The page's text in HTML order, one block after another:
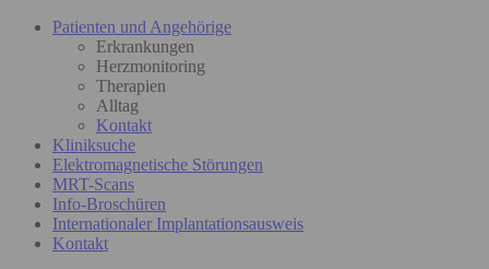
Patienten und Angehörige
Erkrankungen
Herzmonitoring
Therapien
Alltag
Kontakt
Kliniksuche
Elektromagnetische Störungen
MRT-Scans
Info-Broschüren
Internationaler Implantationsausweis
Kontakt